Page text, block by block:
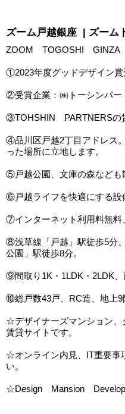
ズーム戸越銀座 | ズーム
ZOOM TOGOSHI GINZA
①2023年度グッドデザイン賞
②受賞企業：㈱トーシンパー
③TOHSHIN PARTNERSの
④品川区戸越2丁目アドレス
った場所に立地します。
⑤戸越公園、文庫の森なども
⑥戸越ライフを快適にする設
⑦インターネット利用料無料
⑧浅草線「戸越」駅徒歩5分
公園」駅徒歩8分。
⑨間取り1K・1LDK・2LDK、
⑩総戸数43戸、RC造、地上9
☆デザイナーズマンション、
賃貸サイトです。
☆オンライン内見、IT重要事
い。
☆Design Mansion